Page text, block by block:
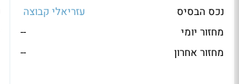
נכס הבסיס
עזריאלי קבוצה
מחזור יומי
--
מחזור אחרון
--